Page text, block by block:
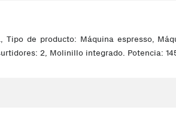
Tipo de producto: Máquina espresso,
2, Molinillo integrado. Potencia: